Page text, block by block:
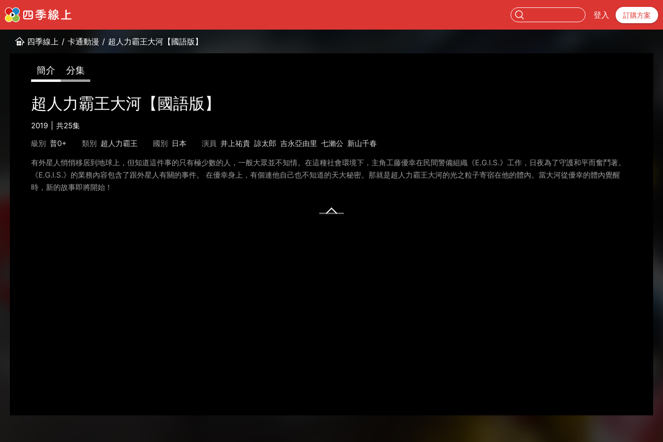
登入 訂購方案
四季線上 / 卡通動漫 / 超人力霸王大河【國語版】
簡介 分集
超人力霸王大河【國語版】
2019
共25集
級別 普0+ 類別 超人力霸王 國別 日本 演員 井上祐貴 諒太郎 吉永亞由里 七瀨公 新山千春
有外星人悄悄移居到地球上，但知道這件事的只有極少數的人，一般大眾並不知情。在這種社會環境下，主角工藤優幸在民間警備組織《E.G.I.S.》工作，日夜為了守護和平而奮鬥著。
《E.G.I.S.》的業務內容包含了跟外星人有關的事件。 在優幸身上，有個連他自己也不知道的天大秘密。那就是超人力霸王大河的光之粒子寄宿在他的體內。當大河從優幸的體內覺醒
時，新的故事即將開始！